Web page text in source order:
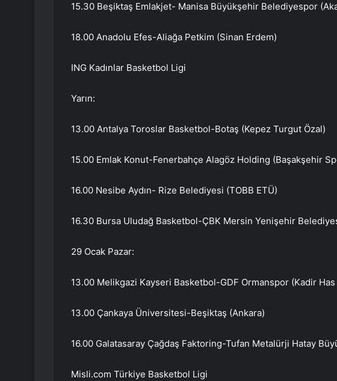
15.30 Beşiktaş Emlakjet- Manisa Büyükşehir Belediyespor
18.00 Anadolu Efes-Aliağa Petkim (Sinan Erdem)
ING Kadınlar Basketbol Ligi
Yarın:
13.00 Antalya Toroslar Basketbol-Botaş (Kepez Turgut Özal)
15.00 Emlak Konut-Fenerbahçe Alagöz Holding (Başakşehir
16.00 Nesibe Aydın- Rize Belediyesi (TOBB ETÜ)
16.30 Bursa Uludağ Basketbol-ÇBK Mersin Yenişehir
29 Ocak Pazar:
13.00 Melikgazi Kayseri Basketbol-GDF Ormanspor (Kadir
13.00 Çankaya Üniversitesi-Beşiktaş (Ankara)
16.00 Galatasaray Çağdaş Faktoring-Tufan Metalürji Hatay
Misli.com Türkiye Basketbol Ligi